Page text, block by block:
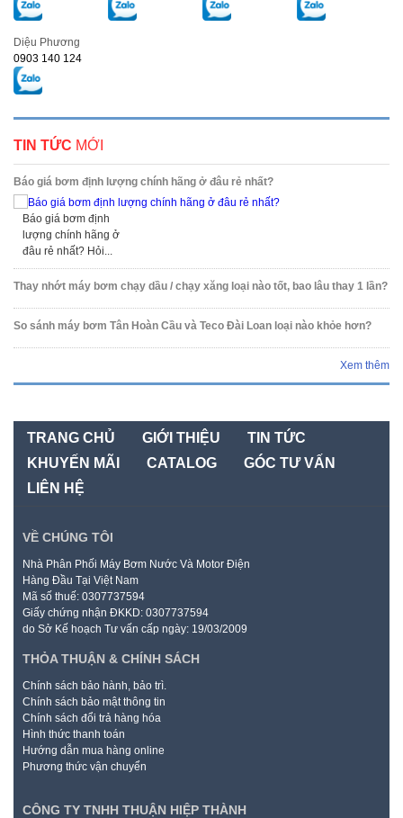
Diệu Phương
0903 140 124
TIN TỨC MỚI
Báo giá bơm định lượng chính hãng ở đâu rẻ nhất?
Báo giá bơm định
lượng chính hãng ở
đâu rẻ nhất? Hỏi...
Thay nhớt máy bơm chạy dầu / chạy xăng loại nào tốt, bao lâu thay 1 lần?
So sánh máy bơm Tân Hoàn Cầu và Teco Đài Loan loại nào khỏe hơn?
Xem thêm
TRANG CHỦ GIỚI THIỆU
TIN TỨC
KHUYẾN MÃI
CATALOG
GÓC TƯ VẤN
LIÊN HỆ
VỀ CHÚNG TÔI
Nhà Phân Phối Máy Bơm Nước Và Motor Điện
Hàng Đầu Tại Việt Nam
Mã số thuế: 0307737594
Giấy chứng nhận ĐKKD: 0307737594
do Sở Kế hoạch Tư vấn cấp ngày: 19/03/2009
THỎA THUẬN & CHÍNH SÁCH
Chính sách bảo hành, bảo trì.
Chính sách bảo mật thông tin
Chính sách đổi trả hàng hóa
Hình thức thanh toán
Hướng dẫn mua hàng online
Phương thức vận chuyển
CÔNG TY TNHH THUẬN HIỆP THÀNH